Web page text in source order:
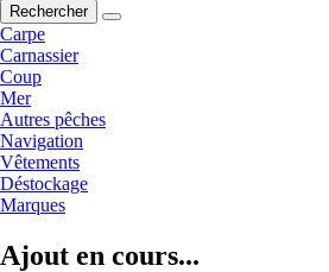
Rechercher
Carpe
Carnassier
Coup
Mer
Autres pêches
Navigation
Vêtements
Déstockage
Marques
Ajout en cours...